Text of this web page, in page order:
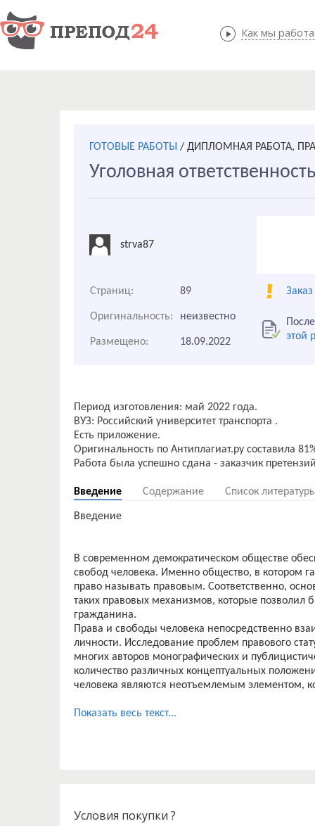
Как мы
Как мы
ГОТОВЫЕ РАБОТЫ / ДИПЛОМНАЯ РАБОТА,
Уголовная
strva87
Страниц: 89
Оригинальность: неизвестно
этой
Размещено: 18.09.2022
Период изготовления: май 2022 года.
ВУЗ: Российский университет транспорта .
Есть приложение.
Оригинальность по Антиплагиат.ру составила
Введение Содержание Список
Введение
В современном демократическом обществе
свобод человека. Именно общество, в котором
право называть правовым. Соответственно,
таких правовых механизмов, которые
гражданина.
Права и свободы человека непосредственно
личности. Исследование проблем правового
многих авторов монографических и
количество различных концептуальных
человека являются неотъемлемым элементом,
Показать весь текст...
Условия покупки ?